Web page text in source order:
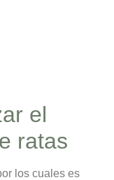
el
ratas
los cuales es